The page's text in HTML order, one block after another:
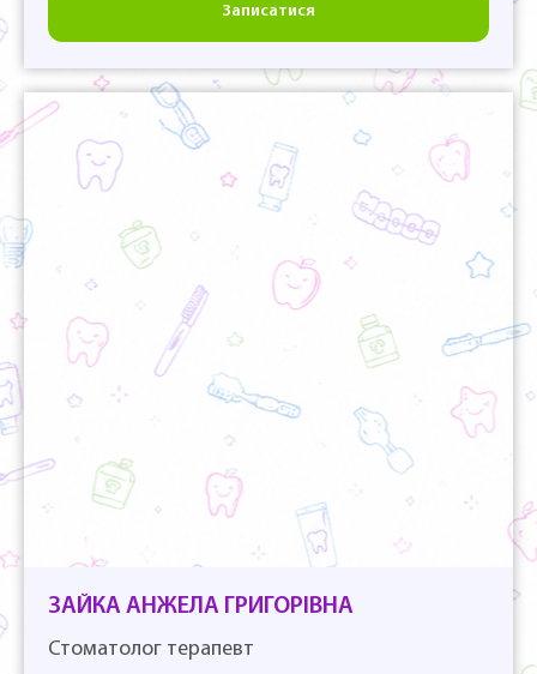
Записатися
ЗАЙКА АНЖЕЛА ГРИГОРІВНА
Стоматолог терапевт